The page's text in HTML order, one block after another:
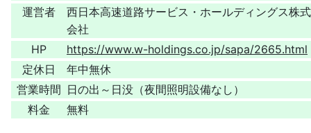
運営者
西日本高速道路サービス・ホールディングス株式
会社
HP
https://www.w-holdings.co.jp/sapa/2665.html
定休日
年中無休
営業時間 日の出～日没（夜間照明設備なし）
料金
無料